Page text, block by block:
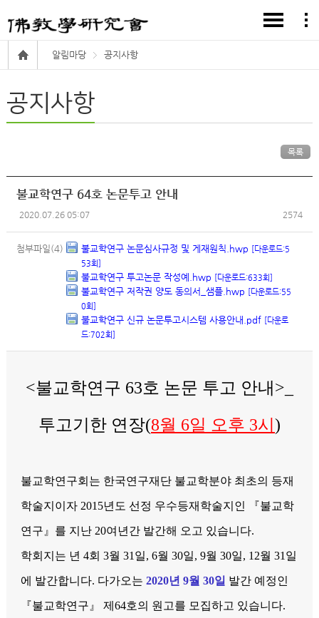
알림마당 공지사항
공지사항
목록
불교학연구 64호 논문투고 안내
2020.07.26 05:07 2574
첨부파일(4) 불교학연구 논문심사규정 및 게재원칙.hwp [다운로드:5
53회]
불교학연구 투고논문 작성예.hwp [다운로드:633회]
불교학연구 저작권 양도 동의서_샘플.hwp [다운로드:55
0회]
불교학연구 신규 논문투고시스템 사용안내.pdf [다운로
드:702회]
<불교학연구 63호 논문 투고 안내>_
투고기한 연장(8월 6일 오후 3시 )
불교학연구회는 한국연구재단 불교학분야 최초의 등재
학술지이자 2015년도 선정 우수등재학술지인 『불교학
연구』를 지난 20여년간 발간해 오고 있습니다.
학회지는 년 4회 3월 31일, 6월 30일, 9월 30일, 12월 31일
에 발간합니다. 다가오는 2020년 9월 30일 발간 예정인
『불교학연구』 제64호의 원고를 모집하고 있습니다.